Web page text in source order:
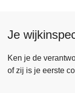
Je
Ken je de
of zij is je eerste